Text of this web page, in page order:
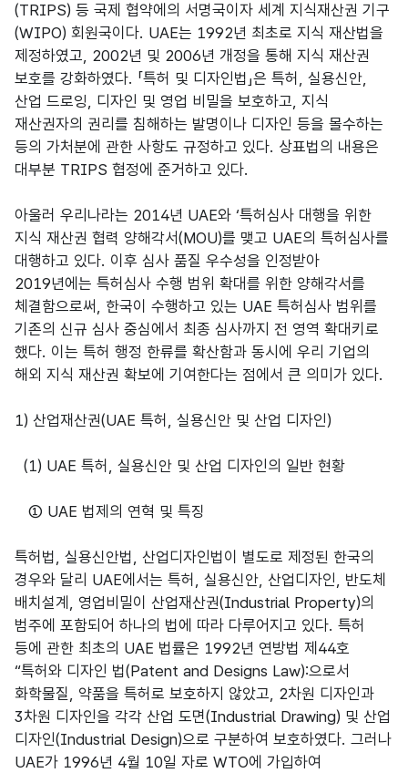
(TRIPS) 등 국제 협약에의 서명국이자 세계 지식재산권 기구
(WIPO) 회원국이다. UAE는 1992년 최초로 지식 재산법을
제정하였고, 2002년 및 2006년 개정을 통해 지식 재산권
보호를 강화하였다. 「특허 및 디자인법」은 특허, 실용신안,
산업 드로잉, 디자인 및 영업 비밀을 보호하고, 지식
재산권자의 권리를 침해하는 발명이나 디자인 등을 몰수하는
등의 가처분에 관한 사항도 규정하고 있다. 상표법의 내용은
대부분 TRIPS 협정에 준거하고 있다.
아울러 우리나라는 2014년 UAE와 ‘특허심사 대행을 위한
지식 재산권 협력 양해각서(MOU)를 맺고 UAE의 특허심사를
대행하고 있다. 이후 심사 품질 우수성을 인정받아
2019년에는 특허심사 수행 범위 확대를 위한 양해각서를
체결함으로써, 한국이 수행하고 있는 UAE 특허심사 범위를
기존의 신규 심사 중심에서 최종 심사까지 전 영역 확대키로
했다. 이는 특허 행정 한류를 확산함과 동시에 우리 기업의
해외 지식 재산권 확보에 기여한다는 점에서 큰 의미가 있다.
1) 산업재산권(UAE 특허, 실용신안 및 산업 디자인)
(1) UAE 특허, 실용신안 및 산업 디자인의 일반 현황
① UAE 법제의 연혁 및 특징
특허법, 실용신안법, 산업디자인법이 별도로 제정된 한국의
경우와 달리 UAE에서는 특허, 실용신안, 산업디자인, 반도체
배치설계, 영업비밀이 산업재산권(Industrial Property)의
범주에 포함되어 하나의 법에 따라 다루어지고 있다. 특허
등에 관한 최초의 UAE 법률은 1992년 연방법 제44호
“특허와 디자인 법(Patent and Designs Law):으로서
화학물질, 약품을 특허로 보호하지 않았고, 2차원 디자인과
3차원 디자인을 각각 산업 도면(Industrial Drawing) 및 산업
디자인(Industrial Design)으로 구분하여 보호하였다. 그러나
UAE가 1996년 4월 10일 자로 WTO에 가입하여